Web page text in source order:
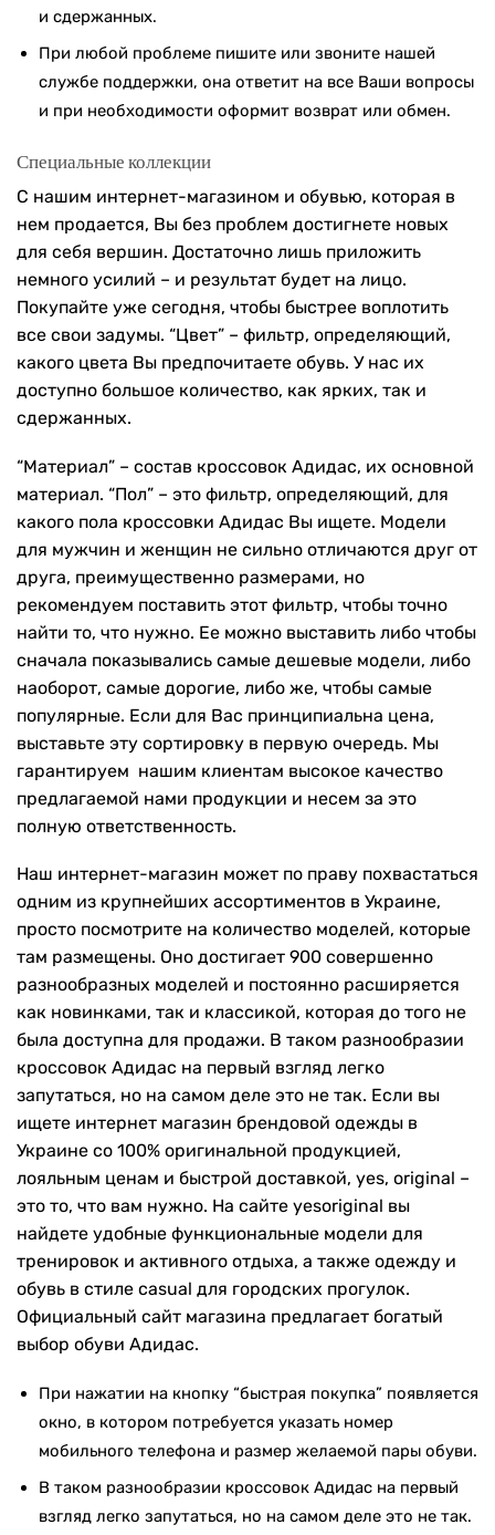
и сдержанных.
При любой проблеме пишите или звоните нашей
службе поддержки, она ответит на все Ваши вопросы
и при необходимости оформит возврат или обмен.
Специальные коллекции
С нашим интернет-магазином и обувью, которая в
нем продается, Вы без проблем достигнете новых
для себя вершин. Достаточно лишь приложить
немного усилий – и результат будет на лицо.
Покупайте уже сегодня, чтобы быстрее воплотить
все свои задумы. “Цвет” – фильтр, определяющий,
какого цвета Вы предпочитаете обувь. У нас их
доступно большое количество, как ярких, так и
сдержанных.
“Материал” – состав кроссовок Адидас, их основной
материал. “Пол” – это фильтр, определяющий, для
какого пола кроссовки Адидас Вы ищете. Модели
для мужчин и женщин не сильно отличаются друг от
друга, преимущественно размерами, но
рекомендуем поставить этот фильтр, чтобы точно
найти то, что нужно. Ее можно выставить либо чтобы
сначала показывались самые дешевые модели, либо
наоборот, самые дорогие, либо же, чтобы самые
популярные. Если для Вас принципиальна цена,
выставьте эту сортировку в первую очередь. Мы
гарантируем нашим клиентам высокое качество
предлагаемой нами продукции и несем за это
полную ответственность.
Наш интернет-магазин может по праву похвастаться
одним из крупнейших ассортиментов в Украине,
просто посмотрите на количество моделей, которые
там размещены. Оно достигает 900 совершенно
разнообразных моделей и постоянно расширяется
как новинками, так и классикой, которая до того не
была доступна для продажи. В таком разнообразии
кроссовок Адидас на первый взгляд легко
запутаться, но на самом деле это не так. Если вы
ищете интернет магазин брендовой одежды в
Украине со 100% оригинальной продукцией,
лояльным ценам и быстрой доставкой, yes, original –
это то, что вам нужно. На сайте yesoriginal вы
найдете удобные функциональные модели для
тренировок и активного отдыха, а также одежду и
обувь в стиле casual для городских прогулок.
Официальный сайт магазина предлагает богатый
выбор обуви Адидас.
При нажатии на кнопку “быстрая покупка” появляется
окно, в котором потребуется указать номер
мобильного телефона и размер желаемой пары обуви.
В таком разнообразии кроссовок Адидас на первый
взгляд легко запутаться, но на самом деле это не так.